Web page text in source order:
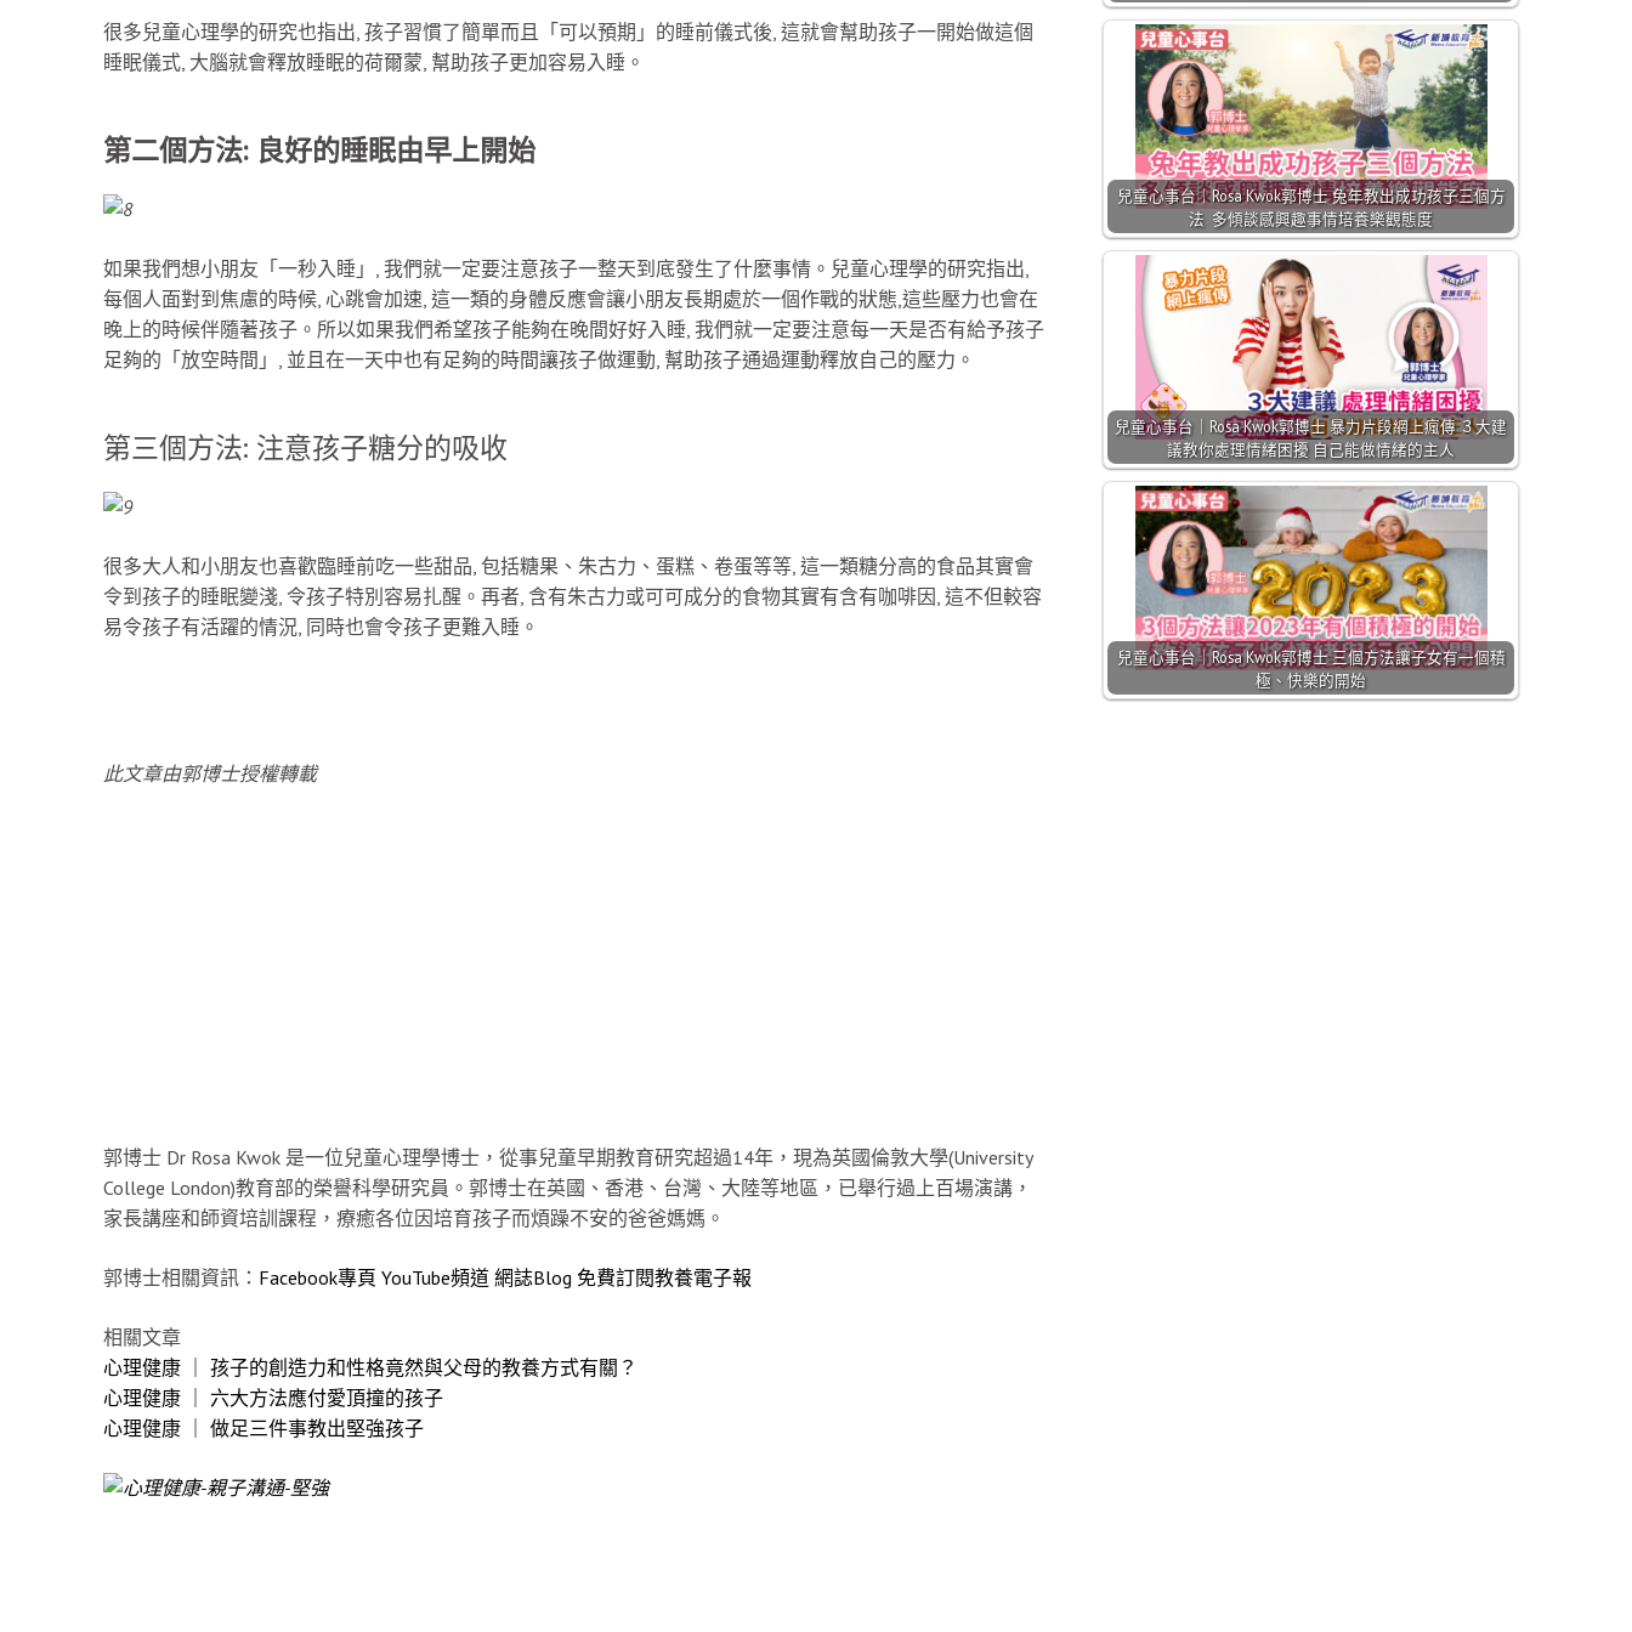
很多兒童心理學的研究也指出, 孩子習慣了簡單而且「可以預期」的睡前儀式後, 這就會幫助孩子一開始做這個
睡眠儀式, 大腦就會釋放睡眠的荷爾蒙, 幫助孩子更加容易入睡。
第二個方法: 良好的睡眠由早上開始
如果我們想小朋友「一秒入睡」, 我們就一定要注意孩子一整天到底發生了什麼事情。兒童心理學的研究指出,
每個人面對到焦慮的時候, 心跳會加速, 這一類的身體反應會讓小朋友長期處於一個作戰的狀態,這些壓力也會在
晚上的時候伴隨著孩子。所以如果我們希望孩子能夠在晚間好好入睡, 我們就一定要注意每一天是否有給予孩子
足夠的「放空時間」, 並且在一天中也有足夠的時間讓孩子做運動, 幫助孩子通過運動釋放自己的壓力。
第三個方法: 注意孩子糖分的吸收
很多大人和小朋友也喜歡臨睡前吃一些甜品, 包括糖果、朱古力、蛋糕、卷蛋等等, 這一類糖分高的食品其實會
令到孩子的睡眠變淺, 令孩子特別容易扎醒。再者, 含有朱古力或可可成分的食物其實有含有咖啡因, 這不但較容
易令孩子有活躍的情況, 同時也會令孩子更難入睡。
此文章由郭博士授權轉載
郭博士 Dr Rosa Kwok 是一位兒童心理學博士，從事兒童早期教育研究超過14年，現為英國倫敦大學(University
College London)教育部的榮譽科學研究員。郭博士在英國、香港、台灣、大陸等地區，已舉行過上百場演講，
家長講座和師資培訓課程，療癒各位因培育孩子而煩躁不安的爸爸媽媽。
郭博士相關資訊： Facebook專頁 YouTube頻道 網誌Blog 免費訂閱教養電子報
相關文章
心理健康 ｜ 孩子的創造力和性格竟然與父母的教養方式有關？
心理健康 ｜ 六大方法應付愛頂撞的孩子
心理健康 ｜ 做足三件事教出堅強孩子
兒童心事台｜Rosa Kwok郭博士 兔年教出成功孩子三個方
法 多傾談感興趣事情培養樂觀態度
兒童心事台｜Rosa Kwok郭博士 暴力片段網上瘋傳 ３大建
議教你處理情緒困擾 自己能做情緒的主人
兒童心事台｜Rosa Kwok郭博士 三個方法讓子女有一個積
極、快樂的開始